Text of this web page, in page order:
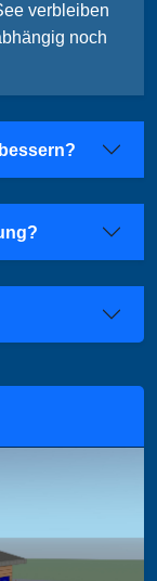
verbleiben
noch